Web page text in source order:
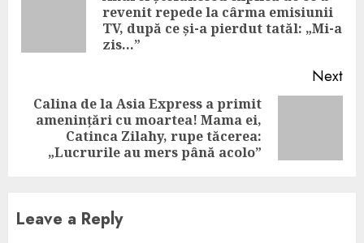
revenit repede la cârma emisiunii
TV, după ce și-a pierdut tatăl: „Mi-a
zis…”
Next
Next
post:
Calina de la Asia Express a primit
amenințări cu moartea! Mama ei,
Catinca Zilahy, rupe tăcerea:
„Lucrurile au mers până acolo”
Leave a Reply